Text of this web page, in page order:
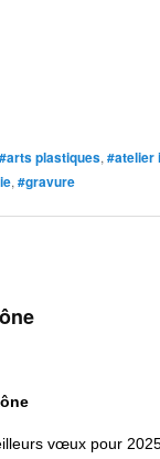
#arts plastiques, #atelier
, #gravure
vœux pour